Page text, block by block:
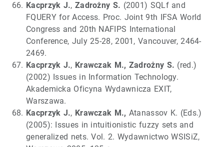
Kacprzyk J., Zadrożny S. (2001) SQLf and
FQUERY for Access. Proc. Joint 9th IFSA World
Congress and 20th NAFIPS International
Conference, July 25-28, 2001, Vancouver, 2464-
2469.
Kacprzyk J., Krawczak M., Zadrożny S. (red.)
(2002) Issues in Information Technology.
Akademicka Oficyna Wydawnicza EXIT,
Warszawa.
Kacprzyk J., Krawczak M., Atanassov K. (Eds.)
(2005): Issues in intuitionistic fuzzy sets and
generalized nets. Vol. 2. Wydawnictwo WSISiZ,